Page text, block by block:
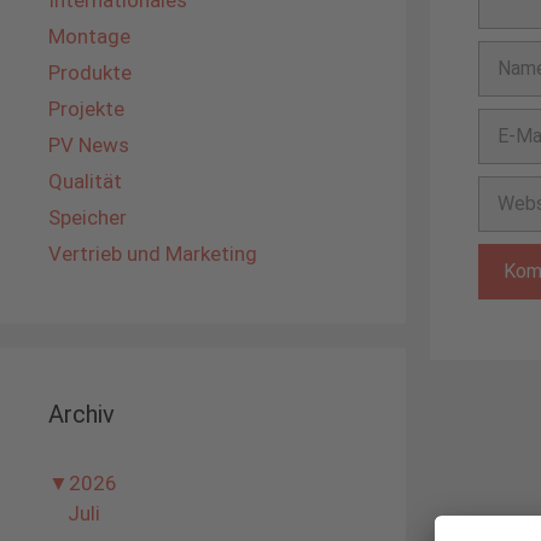
Mail-
Montage
Produkte
Projekte
PV News
Qualität
Speicher
Vertrieb und Marketing
Archiv
▼ 2026
Juli